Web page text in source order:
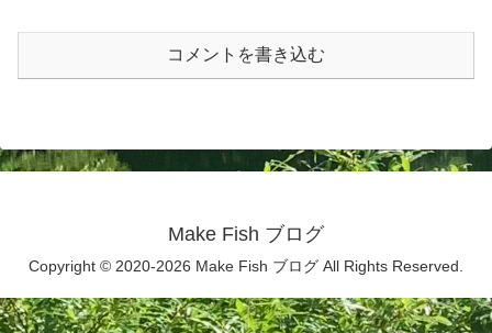
コメントを書き込む
Make Fish ブログ
Copyright © 2020-2026 Make Fish ブログ All Rights Reserved.